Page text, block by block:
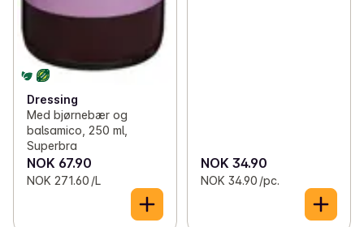
Dressing
Med bjørnebær og
balsamico, 250 ml,
Superbra
NOK 67.90
NOK 271.60 /L
NOK 34.90
NOK 34.90 /pc.